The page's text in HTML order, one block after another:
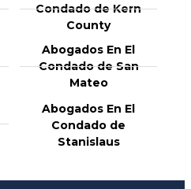
Condado de Kern
County
Abogados En El
Condado de San
Mateo
Abogados En El
Condado de
Stanislaus